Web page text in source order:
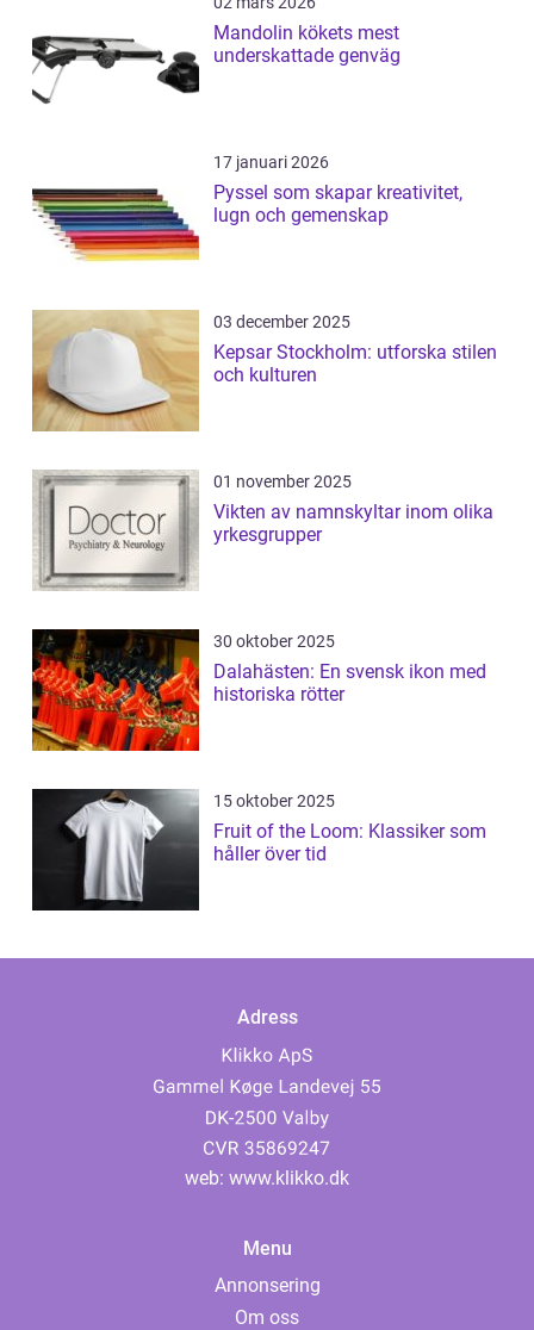
Mandolin kökets mest
underskattade genväg
17 januari 2026
Pyssel som skapar kreativitet,
lugn och gemenskap
03 december 2025
Kepsar Stockholm: utforska stilen
och kulturen
01 november 2025
Vikten av namnskyltar inom olika
yrkesgrupper
30 oktober 2025
Dalahästen: En svensk ikon med
historiska rötter
15 oktober 2025
Fruit of the Loom: Klassiker som
håller över tid
Adress
web: www.klikko.dk
Menu
Annonsering
Om oss